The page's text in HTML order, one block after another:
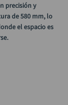
precisión y
de 580 mm, lo
el espacio es